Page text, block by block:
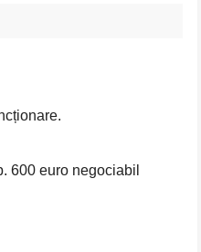
600 euro negociabil